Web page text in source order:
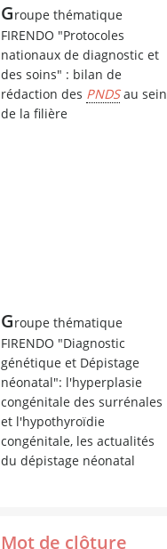
Groupe thématique
FIRENDO "Protocoles
nationaux de diagnostic et
des soins" : bilan de
rédaction des PNDSau sein
de la filière
Groupe thématique
FIRENDO "Diagnostic
génétique et Dépistage
néonatal": l'hyperplasie
congénitale des surrénales
et l'hypothyroïdie
congénitale, les actualités
du dépistage néonatal
Mot de clôture